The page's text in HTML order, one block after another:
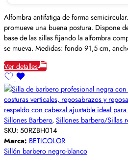
Alfombra antifatiga de forma
promueve una buena postura. Dispone
base de las sillas fijando la alfombra
se mueva. Medidas: fondo 91,5 cm,
Ver detalles
Sillones Barbero, Sillones barbero/Sillas
SKU: 50RZBH014
Marca: BETICOLOR
Sillón barbero negro-blanco